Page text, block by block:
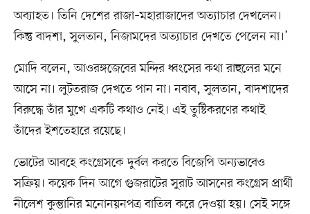
অব্যাহত। তিনি দেশের রাজা–মহারাজাদের অত্যাচার দেখলেন।
কিন্তু বাদশা, সুলতান, নিজামদের অত্যাচার দেখতে পেলেন না।’
মোদি বলেন, আওরঙ্গজেবের মন্দির ধ্বংসের কথা রাহুলের মনে
আসে না। লুটতরাজ দেখতে পান না। নবাব, সুলতান, বাদশাদের
বিরুদ্ধে তাঁর মুখে একটি কথাও নেই। এই তুষ্টিকরণের কথাই
তাঁদের ইশতেহারে রয়েছে।
ভোটের আবহে কংগ্রেসকে দুর্বল করতে বিজেপি অন্যভাবেও
সক্রিয়। কয়েক দিন আগে গুজরাটের সুরাট আসনের কংগ্রেস প্রার্থী
নীলেশ কুম্ভানির মনোনয়নপত্র বাতিল করে দেওয়া হয়। সেই সঙ্গে